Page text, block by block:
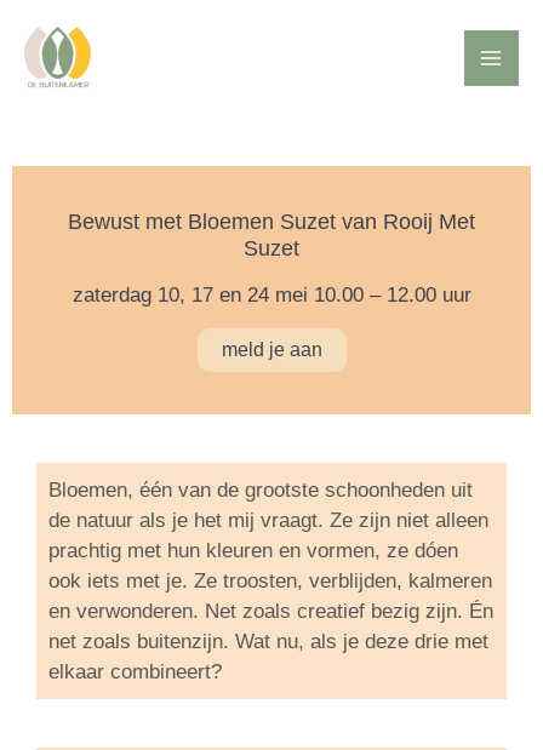
naar
Bewust met Bloemen Suzet van Rooij Met
Suzet
zaterdag 10, 17 en 24 mei 10.00 – 12.00 uur
meld je aan
Bloemen, één van de grootste schoonheden uit
de natuur als je het mij vraagt. Ze zijn niet alleen
prachtig met hun kleuren en vormen, ze dóen
ook iets met je. Ze troosten, verblijden, kalmeren
en verwonderen. Net zoals creatief bezig zijn. Én
net zoals buitenzijn. Wat nu, als je deze drie met
elkaar combineert?